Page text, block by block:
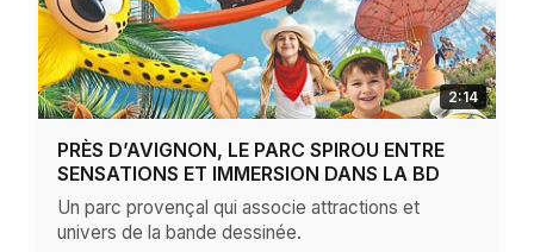
2:14
PRÈS D’AVIGNON, LE PARC SPIROU ENTRE
SENSATIONS ET IMMERSION DANS LA BD
Un parc provençal qui associe attractions et
univers de la bande dessinée.